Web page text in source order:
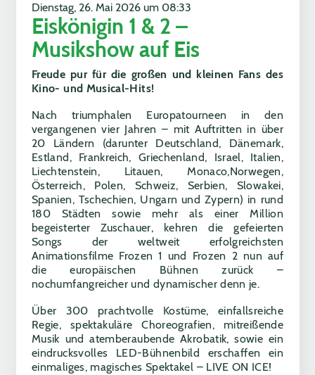
Dienstag, 26. Mai 2026 um 08:33
Eiskönigin 1 & 2 –
Musikshow auf Eis
Freude pur für die großen und kleinen Fans des
Kino- und Musical-Hits!
Nach triumphalen Europatourneen in den
vergangenen vier Jahren – mit Auftritten in über
20 Ländern (darunter Deutschland, Dänemark,
Estland, Frankreich, Griechenland, Israel, Italien,
Liechtenstein, Litauen, Monaco,Norwegen,
Österreich, Polen, Schweiz, Serbien, Slowakei,
Spanien, Tschechien, Ungarn und Zypern) in rund
180 Städten sowie mehr als einer Million
begeisterter Zuschauer, kehren die gefeierten
Songs der weltweit erfolgreichsten
Animationsfilme Frozen 1 und Frozen 2 nun auf
die europäischen Bühnen zurück –
nochumfangreicher und dynamischer denn je.
Über 300 prachtvolle Kostüme, einfallsreiche
Regie, spektakuläre Choreografien, mitreißende
Musik und atemberaubende Akrobatik, sowie ein
eindrucksvolles LED-Bühnenbild erschaffen ein
einmaliges, magisches Spektakel – LIVE ON ICE!